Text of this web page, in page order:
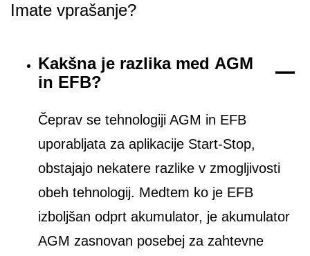
Imate vprašanje?
Kakšna je razlika med AGM
in EFB?
Čeprav se tehnologiji AGM in EFB
uporabljata za aplikacije Start-Stop,
obstajajo nekatere razlike v zmogljivosti
obeh tehnologij. Medtem ko je EFB
izboljšan odprt akumulator, je akumulator
AGM zasnovan posebej za zahtevne